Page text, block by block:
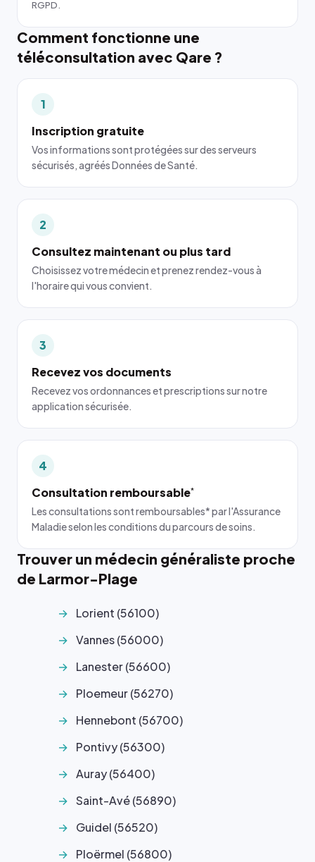
RGPD.
Comment fonctionne une
téléconsultation avec Qare ?
1
Inscription gratuite
Vos informations sont protégées sur des serveurs
sécurisés, agréés Données de Santé.
2
Consultez maintenant ou plus tard
Choisissez votre médecin et prenez rendez-vous à
l'horaire qui vous convient.
3
Recevez vos documents
Recevez vos ordonnances et prescriptions sur notre
application sécurisée.
4
Consultation remboursable*
Les consultations sont remboursables* par l'Assurance
Maladie selon les conditions du parcours de soins.
Trouver un médecin généraliste proche
de Larmor-Plage
Lorient (56100)
Vannes (56000)
Lanester (56600)
Ploemeur (56270)
Hennebont (56700)
Pontivy (56300)
Auray (56400)
Saint-Avé (56890)
Guidel (56520)
Ploërmel (56800)